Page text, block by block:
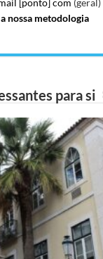
nossa metodologia
para si